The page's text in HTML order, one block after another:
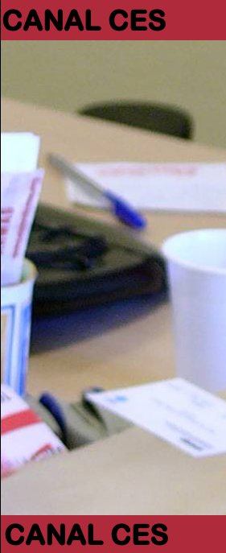
CANAL CES
CANAL CES